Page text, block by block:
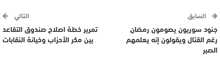
السابق
جنود سوريون يصومون رمضان
رغم القتال ويقولون إنه يعلمهم
الصبر
التالي
تمرير خطة اصلاح صندوق التقاعد
بين مكر الأحزاب وخيانة النقابات